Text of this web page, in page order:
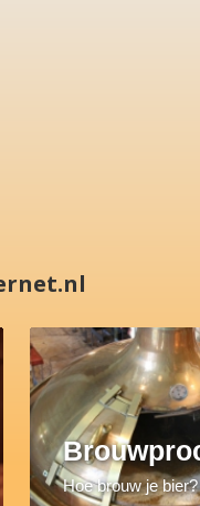
Hoe brouw je bier?